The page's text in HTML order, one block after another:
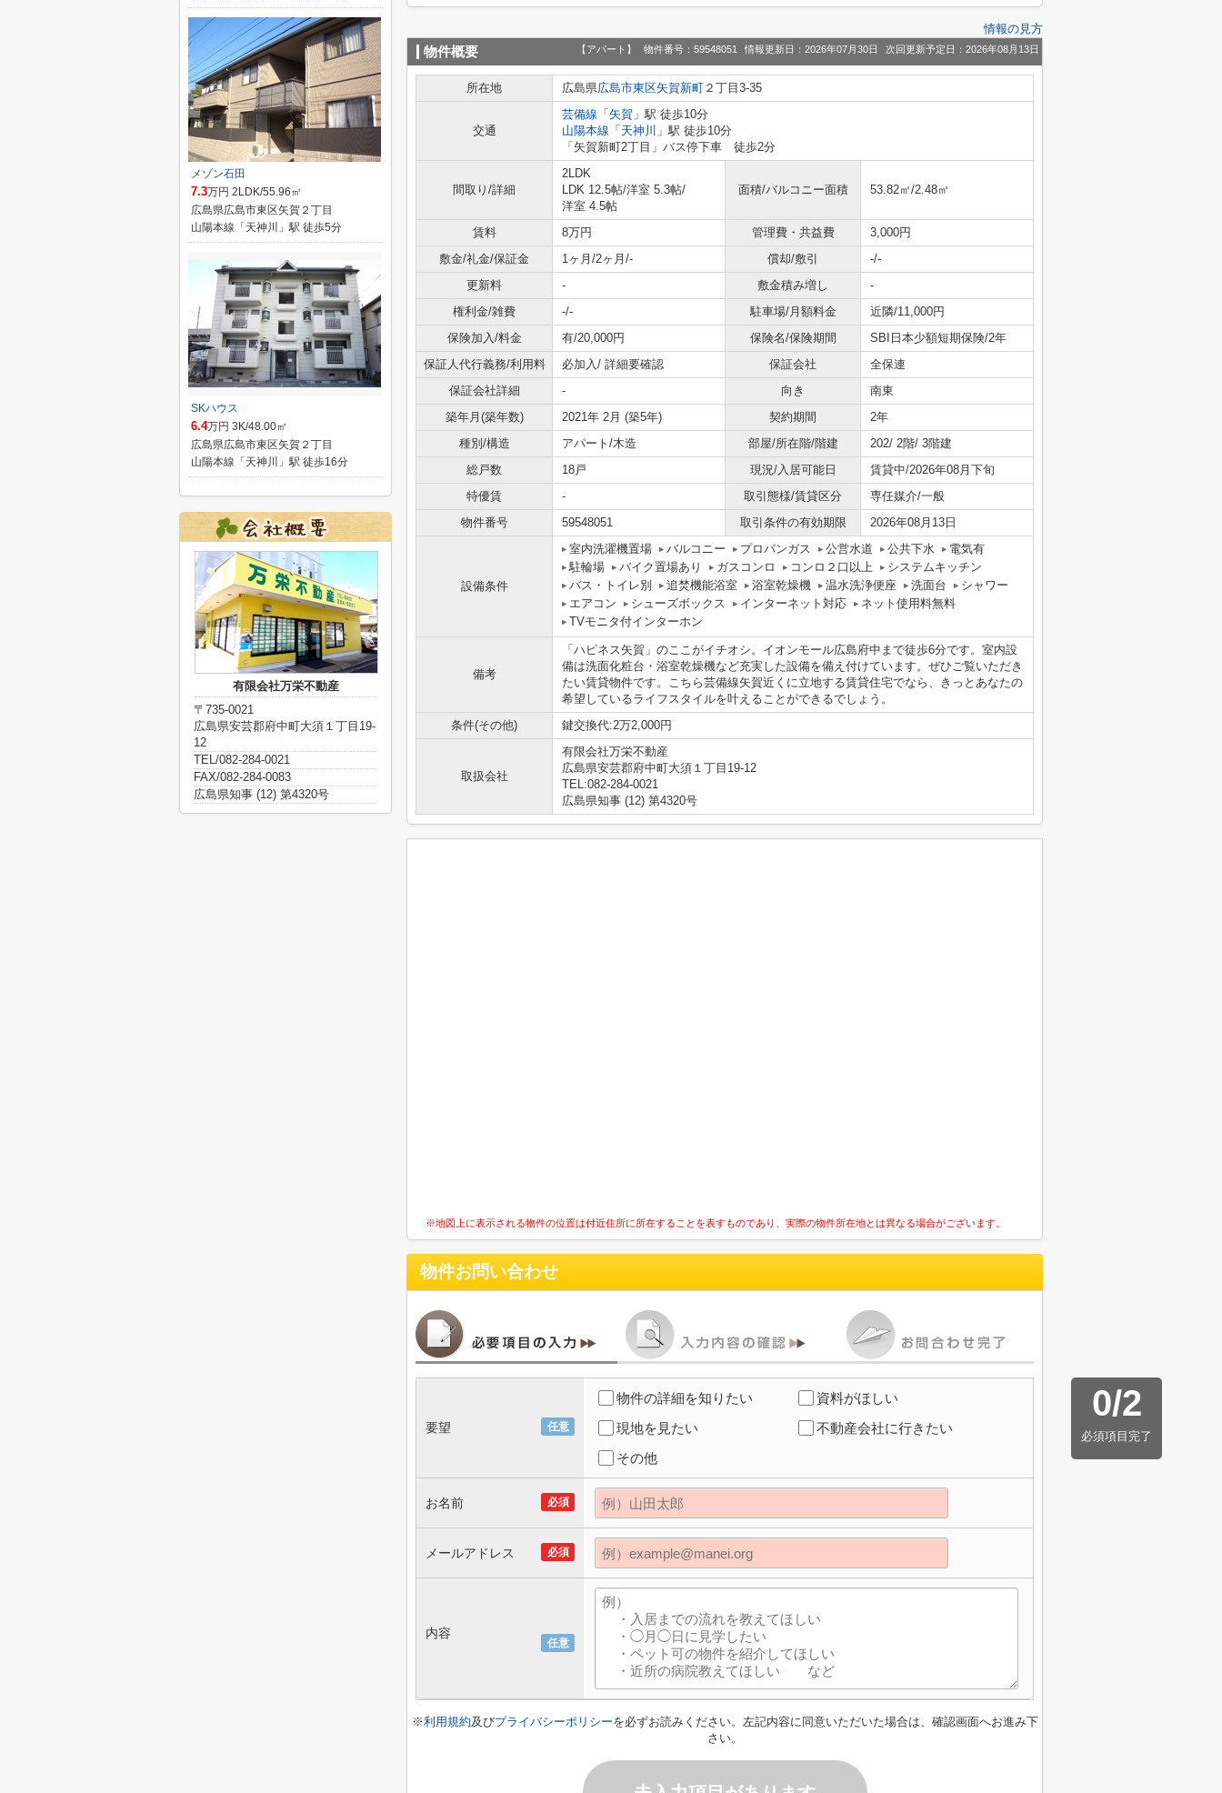
情報の見方
物件概要 【アパート】 物件番号：59548051 情報更新日：2026年07月30日 次回更新予定日：2026年08月13日
所在地 広島県広島市東区矢賀新町 ２丁目3-35
交通
芸備線 「 矢賀 」駅 徒歩10分
山陽本線 「 天神川 」駅 徒歩10分
「矢賀新町2丁目」バス停下車 徒歩2分
間取り/詳細
2LDK
LDK 12.5帖/洋室 5.3帖/
洋室 4.5帖
面積/バルコニー面積 53.82㎡/2.48㎡
賃料 8万円 管理費・共益費
3,000円
敷金/礼金/保証金
1ヶ月/2ヶ月/- 償却/敷引
-/-
更新料
- 敷金積み増し
-
権利金/雑費
-/- 駐車場/月額料金
近隣/11,000円
保険加入/料金
有/20,000円 保険名/保険期間
SBI日本少額短期保険/2年
保証人代行義務/利用料
必加入/ 詳細要確認 保証会社
全保連
保証会社詳細
- 向き
南東
築年月(築年数)
2021年 2月 (築5年) 契約期間
2年
種別/構造
アパート/木造 部屋/所在階/階建
202/ 2階/ 3階建
総戸数
18戸 現況/入居可能日
賃貸中/2026年08月下旬
特優賃
- 取引態様/賃貸区分
専任媒介/一般
物件番号
59548051 取引条件の有効期限 2026年08月13日
設備条件
室内洗濯機置場 バルコニー プロパンガス 公営水道 公共下水
電気有
駐輪場
バイク置場あり ガスコンロ コンロ２口以上
システムキッチン
バス・トイレ別
追焚機能浴室 浴室乾燥機 温水洗浄便座 洗面台
シャワー
エアコン
シューズボックス インターネット対応
ネット使用料無料
TVモニタ付インターホン
備考
「ハピネス矢賀」のここがイチオシ。イオンモール広島府中まで徒歩6分です。室内設
備は洗面化粧台・浴室乾燥機など充実した設備を備え付けています。ぜひご覧いただき
たい賃貸物件です。こちら芸備線矢賀近くに立地する賃貸住宅でなら、きっとあなたの
希望しているライフスタイルを叶えることができるでしょう。
条件(その他)
鍵交換代:2万2,000円
取扱会社
有限会社万栄不動産
広島県安芸郡府中町大須１丁目19-12
TEL:082-284-0021
広島県知事 (12) 第4320号
※地図上に表示される物件の位置は付近住所に所在することを表すものであり、実際の物件所在地とは異なる場合がございます。
物件お問い合わせ
0/2
必須項目完了
任意
要望
物件の詳細を知りたい
資料がほしい
現地を見たい
不動産会社に行きたい
その他
必須
お名前
必須
メールアドレス
任意
内容
※利用規約及びプライバシーポリシーを必ずお読みください。左記内容に同意いただいた場合は、確認画面へお進み下
さい。
メゾン石田
7.3万円 2LDK/55.96㎡
広島県広島市東区矢賀２丁目
山陽本線「天神川」駅 徒歩5分
SKハウス
6.4万円 3K/48.00㎡
広島県広島市東区矢賀２丁目
山陽本線「天神川」駅 徒歩16分
有限会社万栄不動産
〒735-0021
広島県安芸郡府中町大須１丁目19-
12
TEL/082-284-0021
FAX/082-284-0083
広島県知事 (12) 第4320号